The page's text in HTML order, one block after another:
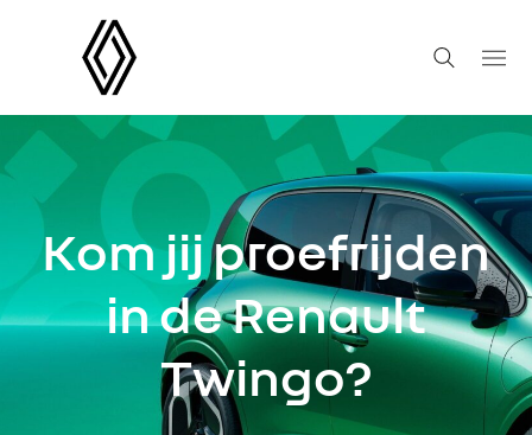
Kom jij proefrijden
in de Renault
Twingo?